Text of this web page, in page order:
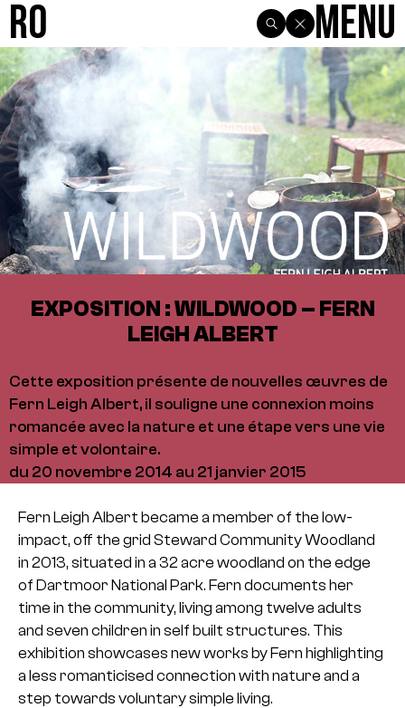
R0 Menu
EXPOSITION : WILDWOOD – FERN
LEIGH ALBERT
Cette exposition présente de nouvelles œuvres de
Fern Leigh Albert, il souligne une connexion moins
romancée avec la nature et une étape vers une vie
simple et volontaire.
du 20 novembre 2014 au 21 janvier 2015
Fern Leigh Albert became a member of the low-
impact, off the grid Steward Community Woodland
in 2013, situated in a 32 acre woodland on the edge
of Dartmoor National Park. Fern documents her
time in the community, living among twelve adults
and seven children in self built structures. This
exhibition showcases new works by Fern highlighting
a less romanticised connection with nature and a
step towards voluntary simple living.